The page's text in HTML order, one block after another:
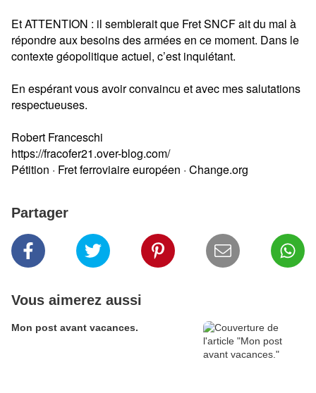
Et ATTENTION : il semblerait que Fret SNCF ait du mal à
répondre aux besoins des armées en ce moment. Dans le
contexte géopolitique actuel, c’est inquiétant.
En espérant vous avoir convaincu et avec mes salutations
respectueuses.
Robert Franceschi
https://fracofer21.over-blog.com/
Pétition · Fret ferroviaire européen · Change.org
Partager
Vous aimerez aussi
Mon post avant vacances.